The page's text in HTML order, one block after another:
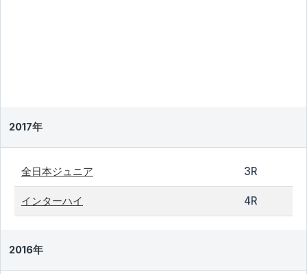
2017年
全日本ジュニア 3R
インターハイ 4R
2016年